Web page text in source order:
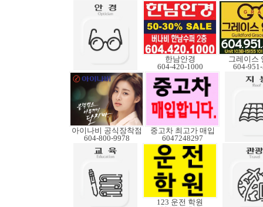
한남안경
604-420-1000
그레이스
604-
아이나비 공식장착점
604-800-9978
중고차 최고가 매입
6047248297
123 운전 학원